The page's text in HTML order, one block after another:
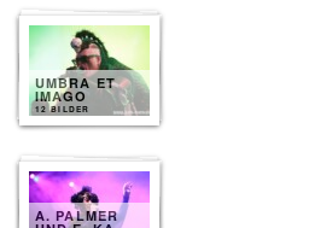
UMBRA ET
IMAGO
12 BILDER
A. PALMER